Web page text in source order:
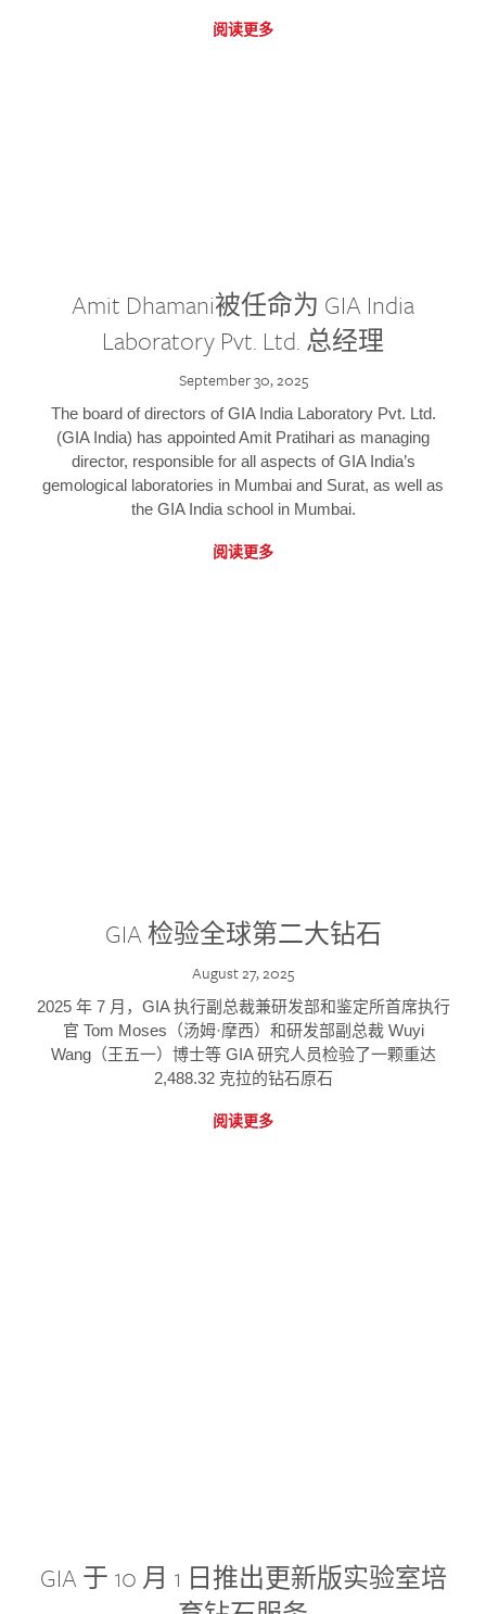
阅读更多
Amit Dhamani被任命为 GIA India
Laboratory Pvt. Ltd. 总经理
September 30, 2025
The board of directors of GIA India Laboratory Pvt. Ltd.
(GIA India) has appointed Amit Pratihari as managing
director, responsible for all aspects of GIA India’s
gemological laboratories in Mumbai and Surat, as well as
the GIA India school in Mumbai.
阅读更多
GIA 检验全球第二大钻石
August 27, 2025
2025 年 7 月，GIA 执行副总裁兼研发部和鉴定所首席执行
官 Tom Moses（汤姆·摩西）和研发部副总裁 Wuyi
Wang（王五一）博士等 GIA 研究人员检验了一颗重达
2,488.32 克拉的钻石原石
阅读更多
GIA 于 10 月 1 日推出更新版实验室培